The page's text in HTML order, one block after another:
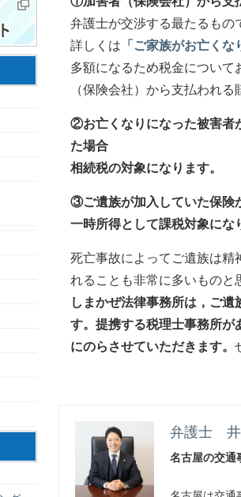
弁護士が交渉する最たるもの
詳しくは 「ご家族がお亡くな
多額になるため税金につい
（保険会社）から支払われる
②お亡くなりになった被害者
た場合
相続税の対象になります。
③ご遺族が加入していた保険
一時所得として課税対象にな
死亡事故によってご遺族は
れることも非常に多いものと
しまかぜ法律事務所は，ご
す。提携する税理士事務所
にのらさせていただきます。
弁護士
名古屋の交通